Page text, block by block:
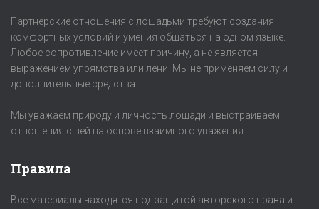
Партнерские отношения с лошадьми требуют создания
комфортных условий и умения общаться на одном языке.
Любое сопротивление имеет причину, а не является
выражением упрямства или лени. Мы не применяем силу и
дополнительные средства.
Мы уважаем природу и личность лошади и выстраиваем
отношения с ней на основе взаимного уважения.
Правила
Все материалы находятся под защитой авторского права и